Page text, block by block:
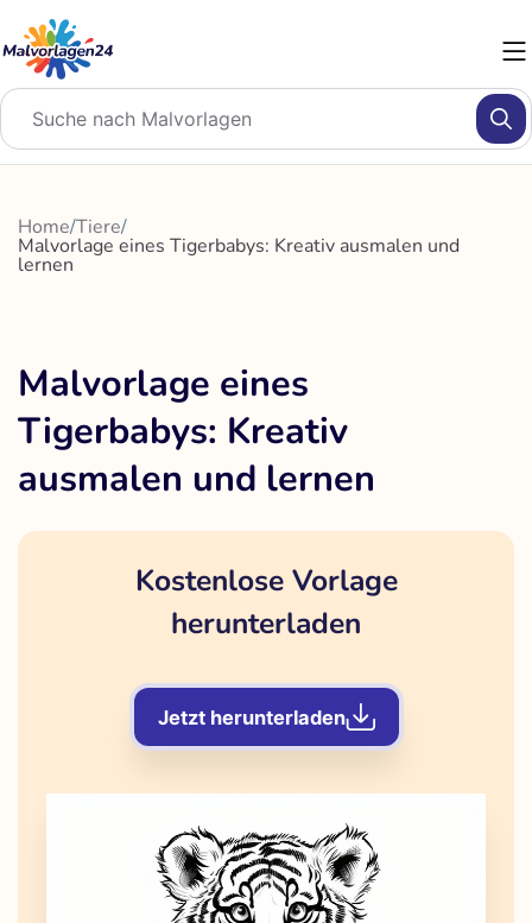
Inhalt
springen
Home/Tiere/
Malvorlage eines Tigerbabys: Kreativ ausmalen und
lernen
Malvorlage eines
Tigerbabys: Kreativ
ausmalen und lernen
Kostenlose Vorlage
herunterladen
Jetzt herunterladen